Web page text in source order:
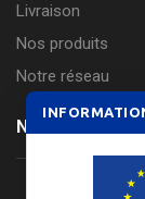
Livraison
Nos produits
Notre réseau
NEWSLETTER